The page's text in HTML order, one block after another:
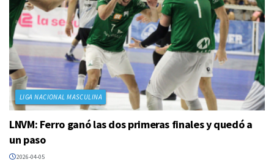
LIGA NACIONAL MASCULINA
LNVM: Ferro ganó las dos primeras finales y quedó a
un paso
2026-04-05